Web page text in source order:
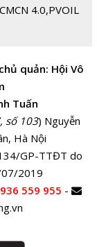
CMCN 4.0,PVOIL
quản: Hội Vô
Tuấn
số 103) Nguyễn
Hà Nội
GP-TTĐT do
2019
559 955 -